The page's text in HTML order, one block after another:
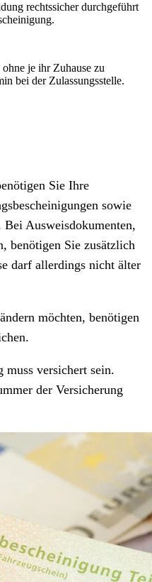
rechtssicher durchgeführt
je ihr Zuhause zu
bei der Zulassungsstelle.
Sie Ihre
sowie
Ausweisdokumenten,
benötigen Sie zusätzlich
darf allerdings nicht älter
möchten, benötigen
versichert sein.
der Versicherung